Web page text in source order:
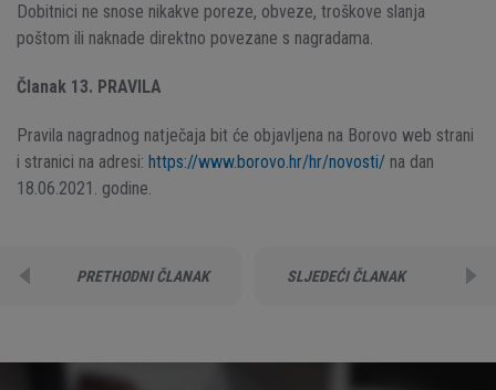
Dobitnici ne snose nikakve poreze, obveze, troškove slanja
poštom ili naknade direktno povezane s nagradama.
Članak 13. PRAVILA
Pravila nagradnog natječaja bit će objavljena na Borovo web strani
i stranici na adresi: https://www.borovo.hr/hr/novosti/ na dan
18.06.2021. godine.
PRETHODNI ČLANAK SLJEDEĆI ČLANAK